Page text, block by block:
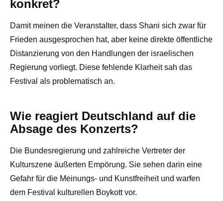
konkret?
Damit meinen die Veranstalter, dass Shani sich zwar für
Frieden ausgesprochen hat, aber keine direkte öffentliche
Distanzierung von den Handlungen der israelischen
Regierung vorliegt. Diese fehlende Klarheit sah das
Festival als problematisch an.
Wie reagiert Deutschland auf die
Absage des Konzerts?
Die Bundesregierung und zahlreiche Vertreter der
Kulturszene äußerten Empörung. Sie sehen darin eine
Gefahr für die Meinungs- und Kunstfreiheit und warfen
dem Festival kulturellen Boykott vor.